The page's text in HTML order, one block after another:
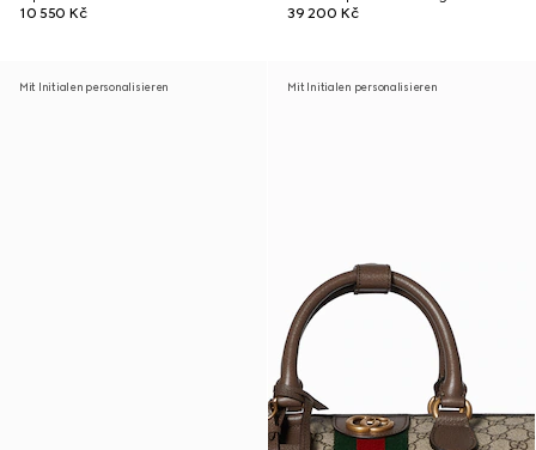
10 550 Kč
39 200 Kč
Mit Initialen personalisieren Mit Initialen personalisieren